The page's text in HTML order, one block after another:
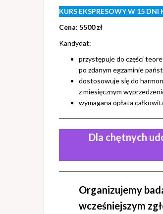
KURS EKSPRESOWY W 15
Cena: 5500 zł
Kandydat:
przystępuje do części
po zdanym egzaminie
dostosowuje się do
z miesięcznym
wymagana opłata
Dla chętnych
Organizujemy
wcześniejszym